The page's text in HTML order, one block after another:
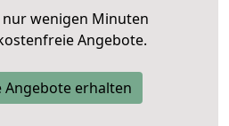
nur wenigen Minuten
Angebote.
Angebote erhalten